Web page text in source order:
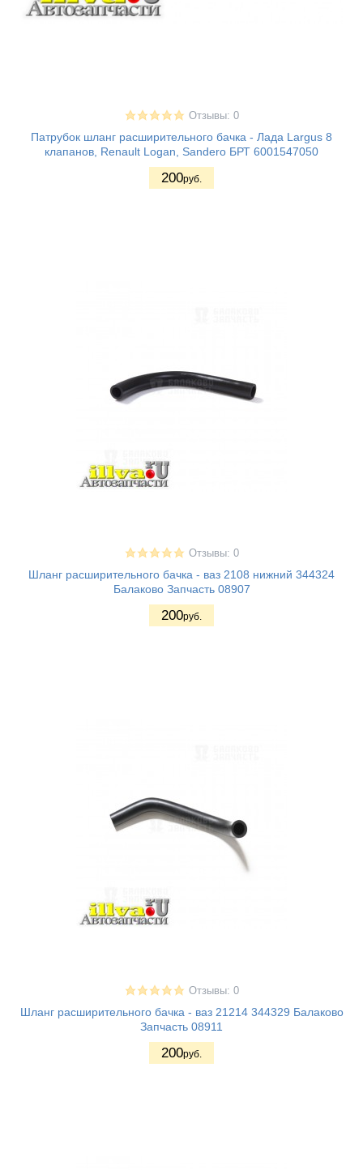
Отзывы: 0
Патрубок шланг расширительного бачка - Лада Largus 8
клапанов, Renault Logan, Sandero БРТ 6001547050
200руб.
Отзывы: 0
Шланг расширительного бачка - ваз 2108 нижний 344324
Балаково Запчасть 08907
200руб.
Отзывы: 0
Шланг расширительного бачка - ваз 21214 344329 Балаково
Запчасть 08911
200руб.